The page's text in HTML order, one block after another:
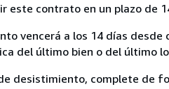
este contrato en un plazo de
vencerá a los 14 días
del último bien o del último
desistimiento, complete de